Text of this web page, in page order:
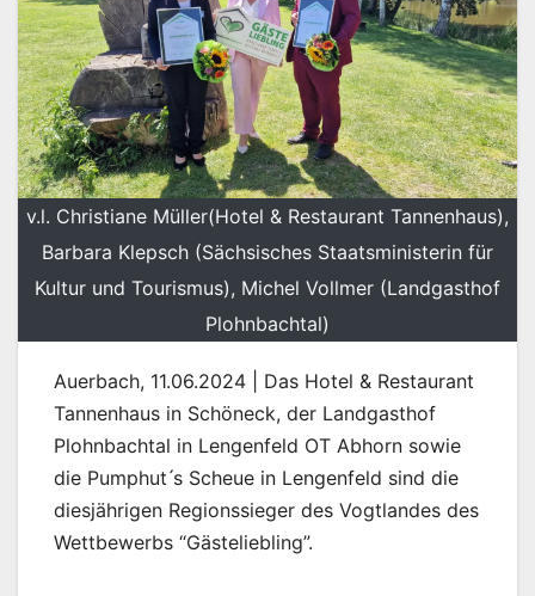
v.l. Christiane Müller(Hotel & Restaurant Tannenhaus),
Barbara Klepsch (Sächsisches Staatsministerin für
Kultur und Tourismus), Michel Vollmer (Landgasthof
Plohnbachtal)
Auerbach, 11.06.2024 | Das Hotel & Restaurant
Tannenhaus in Schöneck, der Landgasthof
Plohnbachtal in Lengenfeld OT Abhorn sowie
die Pumphut ́s Scheue in Lengenfeld sind die
diesjährigen Regionssieger des Vogtlandes des
Wettbewerbs “Gästeliebling”.